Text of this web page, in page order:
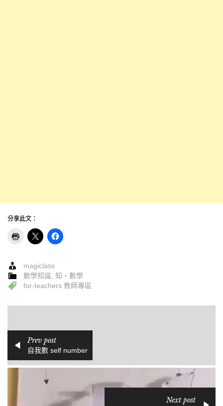
分享此文：
magiclass
數學知識 知‧數學
for-teachers 教師專區
Prev post
自我數 self number
Next post